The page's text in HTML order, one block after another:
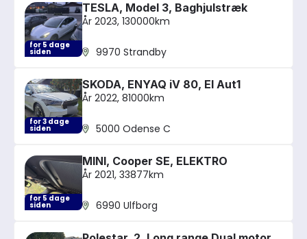
for 5 dage
siden
TESLA, Model 3, Baghjulstræk
År 2023, 130000km
9970 Strandby
for 3 dage
siden
SKODA, ENYAQ iV 80, El Aut1
År 2022, 81000km
5000 Odense C
for 5 dage
siden
MINI, Cooper SE, ELEKTRO
År 2021, 33877km
6990 Ulfborg